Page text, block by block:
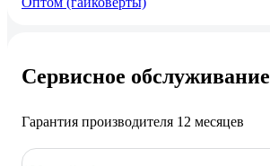
Сервисное обслуживание
Гарантия производителя 12 месяцев